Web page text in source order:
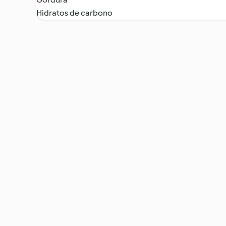
Hidratos de carbono